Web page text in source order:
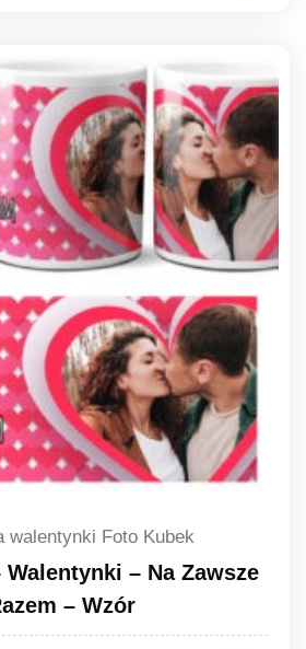
walentynki Foto Kubek
– Na Zawsze
– Wzór